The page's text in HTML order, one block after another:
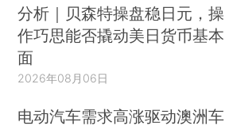
分析｜贝森特操盘稳日元，操
作巧思能否撬动美日货币基本
面
2026年08月06日
电动汽车需求高涨驱动澳洲车